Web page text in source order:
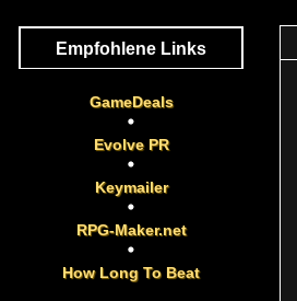
Empfohlene Links
GameDeals
Evolve PR
Keymailer
RPG-Maker.net
How Long To Beat